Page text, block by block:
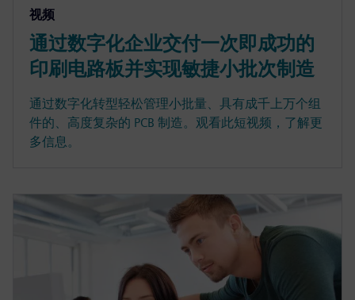
视频
通过数字化企业交付一次即成功的
印刷电路板并实现敏捷小批次制造
通过数字化转型轻松管理小批量、具有成千上万个组
件的、高度复杂的 PCB 制造。观看此短视频，了解更
多信息。